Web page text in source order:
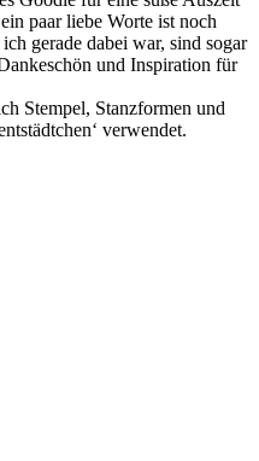
paar liebe Worte ist noch
gerade dabei war, sind sogar
und Inspiration für
Stempel, Stanzformen und
verwendet.